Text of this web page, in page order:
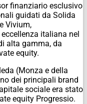
finanziario esclusivo
guidati da Solida
Vivium,
italiana nel
alta gamma, da
equity.
(Monza e della
dei principali brand
sociale era stato
equity Progressio.